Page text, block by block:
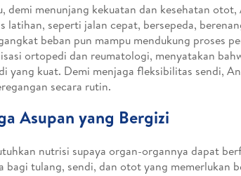
demi menunjang kekuatan dan kesehatan
latihan, seperti jalan cepat, bersepeda,
beban pun mampu mendukung proses
ortopedi dan reumatologi, menyatakan
yang kuat. Demi menjaga fleksibilitas sendi,
secara rutin.
Asupan yang Bergizi
nutrisi supaya organ-organnya dapat
bagi tulang, sendi, dan otot yang memerlukan